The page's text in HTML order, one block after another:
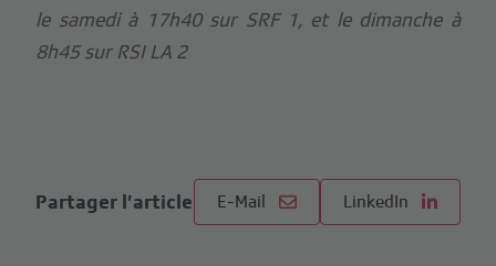
le samedi à 17h40 sur SRF 1, et le dimanche à
8h45 sur RSI LA 2
Partager l’article E-Mail LinkedIn